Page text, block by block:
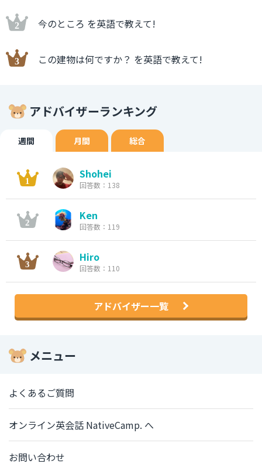
今のところ を英語で教えて!
この建物は何ですか？ を英語で教えて!
アドバイザーランキング
週間 月間 総合
Shohei
回答数：138
Ken
回答数：119
Hiro
回答数：110
アドバイザー一覧
メニュー
よくあるご質問
オンライン英会話 NativeCamp. へ
お問い合わせ